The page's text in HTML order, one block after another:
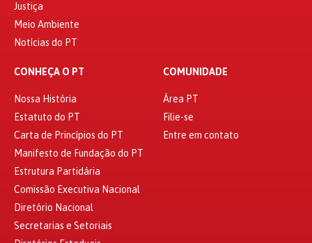
Justiça
Meio Ambiente
Notícias do PT
CONHEÇA O PT
Nossa História
Estatuto do PT
Carta de Princípios do PT
Manifesto de Fundação do PT
Estrutura Partidária
Comissão Executiva Nacional
Diretório Nacional
Secretarias e Setoriais
COMUNIDADE
Área PT
Filie-se
Entre em contato